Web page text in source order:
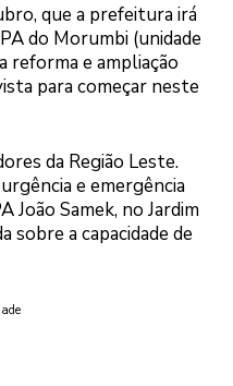
que a prefeitura irá
do Morumbi (unidade
e ampliação
para começar neste
da Região Leste.
e emergência
João Samek, no Jardim
sobre a capacidade de